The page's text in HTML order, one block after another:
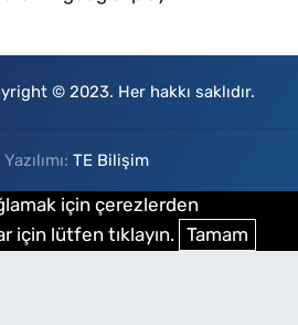
© 2023. Her hakkı saklıdır.
TE Bilişim
için çerezlerden
için lütfen tıklayın. Tamam